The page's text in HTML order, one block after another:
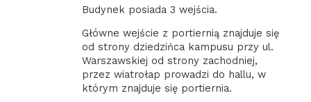
Budynek posiada 3 wejścia.
Główne wejście z portiernią znajduje się
od strony dziedzińca kampusu przy ul.
Warszawskiej od strony zachodniej,
przez wiatrołap prowadzi do hallu, w
którym znajduje się portiernia.